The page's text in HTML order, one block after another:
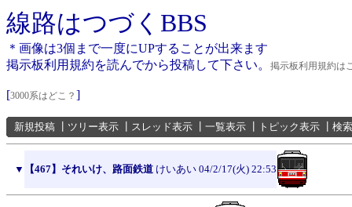
線路はつづくBBS
＊画像は3個まで一度にUPすることが出来ます
掲示板利用規約を読んでから投稿して下さい。
掲示板利用規約は
[3000系はどこ？ ]
新規投稿 ツリー表示 スレッド表示 一覧表示 トピック表示 検索
▼ 【467】それいけ、路面鉄道 けいあい 04/2/17(火) 22:53